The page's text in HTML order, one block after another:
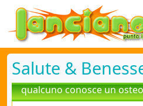
Salute &
qualcuno conosce un